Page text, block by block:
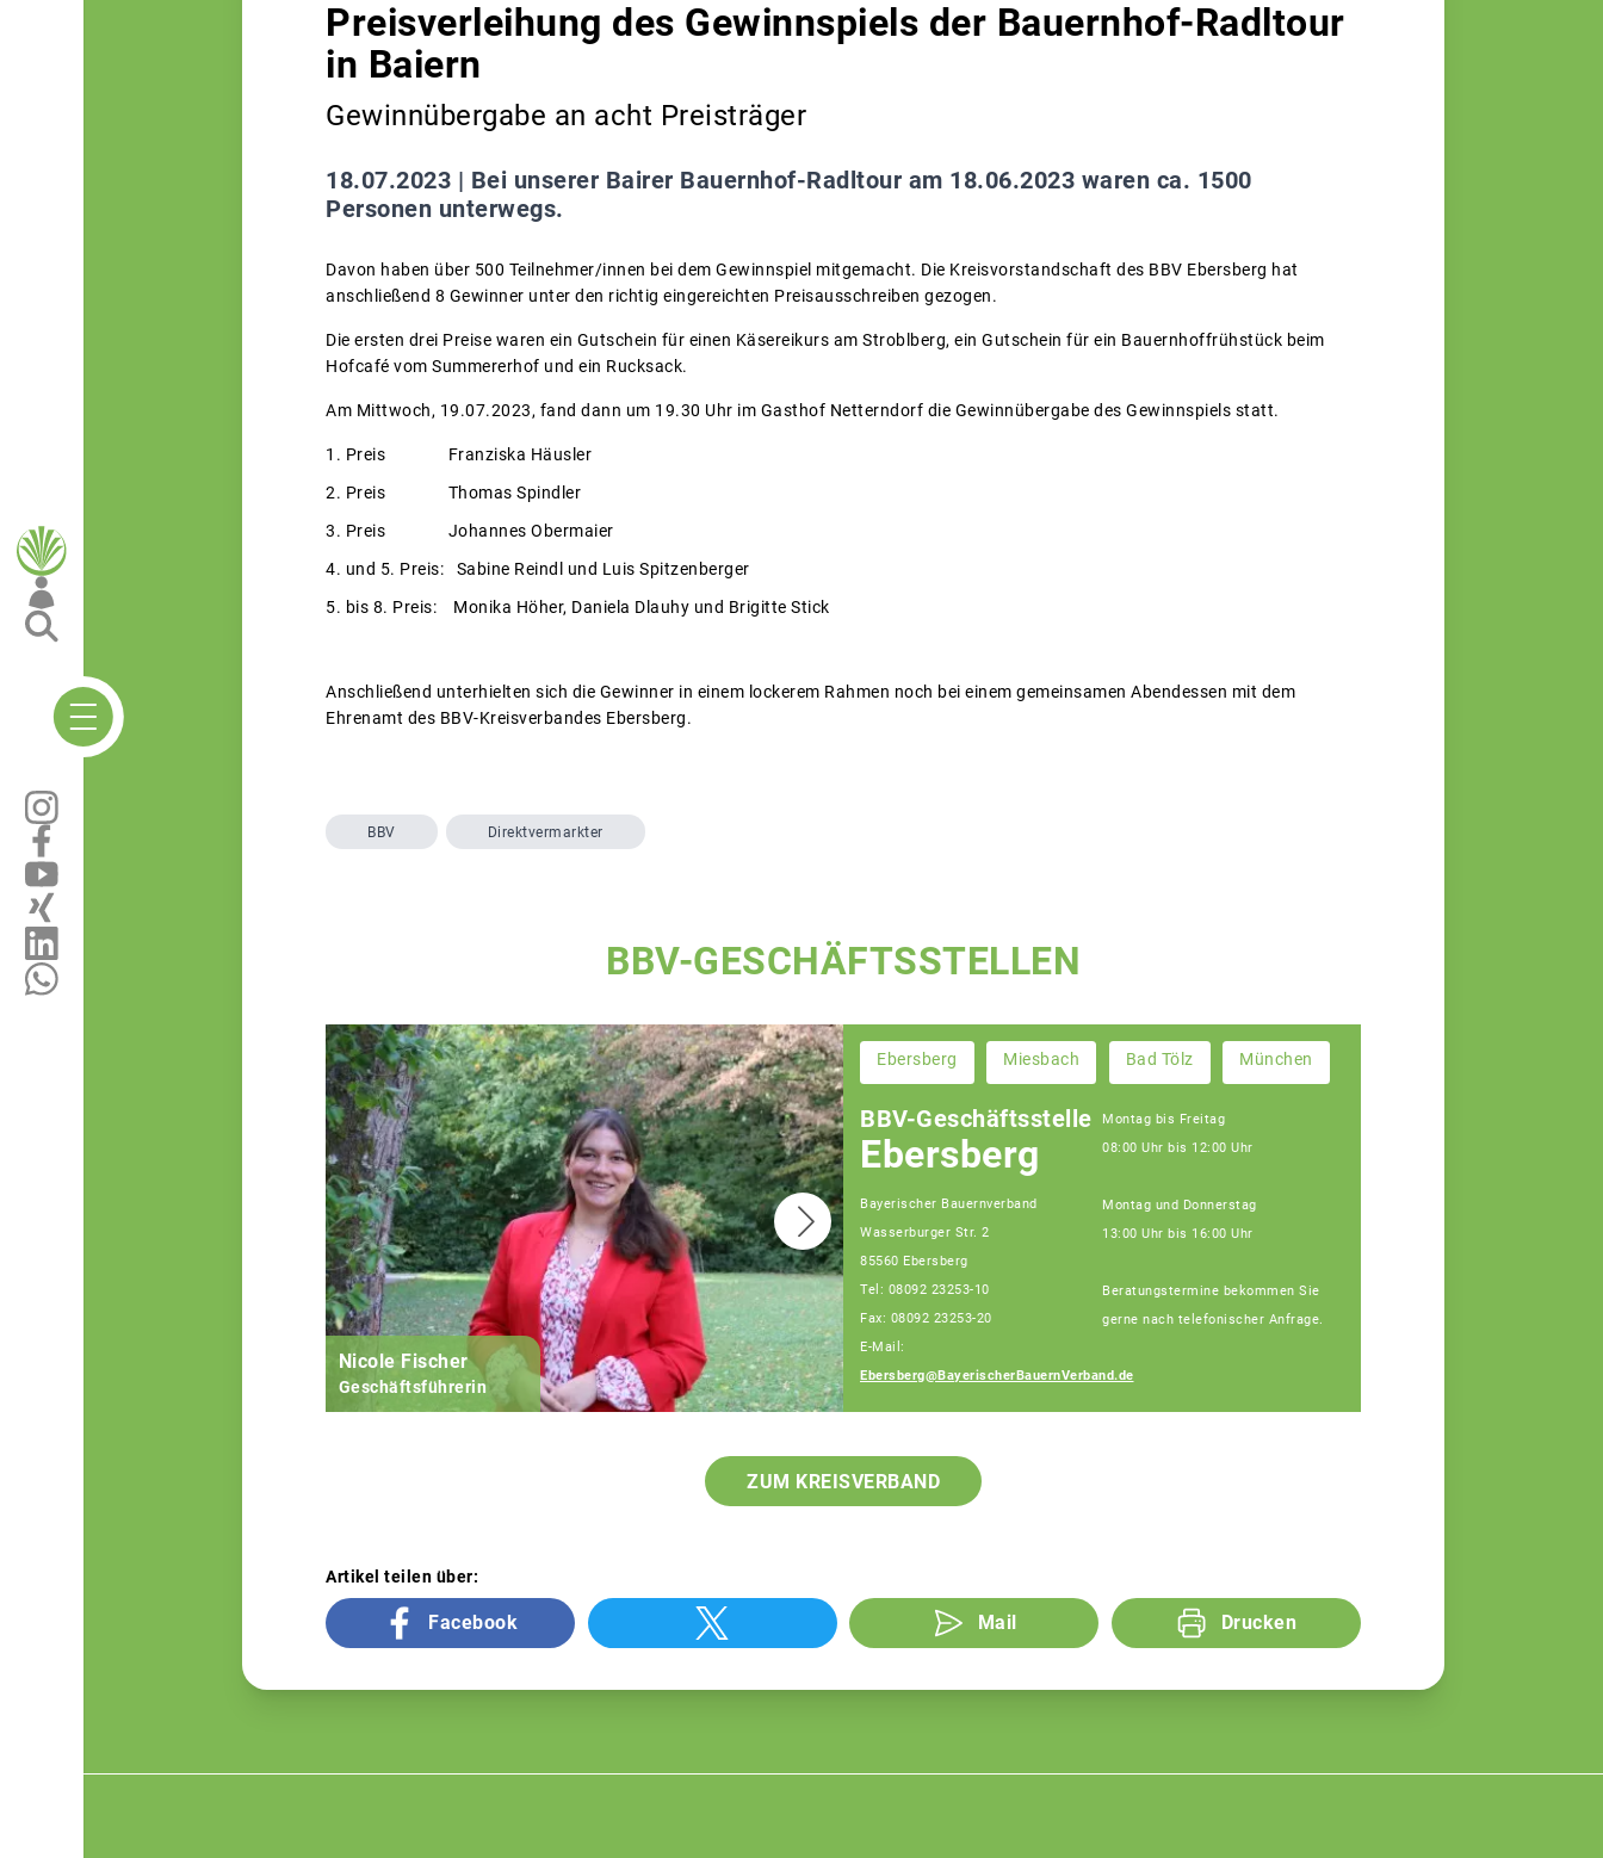
Preisverleihung des Gewinnspiels der Bauernhof-Radltour
in Baiern
Gewinnübergabe an acht Preisträger
18.07.2023 | Bei unserer Bairer Bauernhof-Radltour am 18.06.2023 waren ca. 1500
Personen unterwegs.
Davon haben über 500 Teilnehmer/innen bei dem Gewinnspiel mitgemacht. Die Kreisvorstandschaft des BBV Ebersberg hat
anschließend 8 Gewinner unter den richtig eingereichten Preisausschreiben gezogen.
Die ersten drei Preise waren ein Gutschein für einen Käsereikurs am Stroblberg, ein Gutschein für ein Bauernhoffrühstück beim
Hofcafé vom Summererhof und ein Rucksack.
Am Mittwoch, 19.07.2023, fand dann um 19.30 Uhr im Gasthof Netterndorf die Gewinnübergabe des Gewinnspiels statt.
Preis Franziska Häusler
Preis Thomas Spindler
Preis Johannes Obermaier
und 5. Preis: Sabine Reindl und Luis Spitzenberger
bis 8. Preis: Monika Höher, Daniela Dlauhy und Brigitte Stick
Anschließend unterhielten sich die Gewinner in einem lockerem Rahmen noch bei einem gemeinsamen Abendessen mit dem
Ehrenamt des BBV-Kreisverbandes Ebersberg.
BBV Direktvermarkter
BBV-GESCHÄFTSSTELLEN
Nicole Fischer
Geschäftsführerin Fachberaterin
Ebersberg Miesbach Bad Tölz München
BBV-Geschäftsstelle
Ebersberg
Bayerischer Bauernverband
Wasserburger Str. 2
85560 Ebersberg
Tel: 08092 23253-10
Fax: 08092 23253-20
E-Mail:
Ebersberg@BayerischerBauernVerband.de
Montag bis Freitag
08:00 Uhr bis 12:00 Uhr
Montag und Donnerstag
13:00 Uhr bis 16:00 Uhr
Beratungstermine bekommen Sie
gerne nach telefonischer Anfrage.
ZUM KREISVERBAND
Artikel teilen über:
Facebook Mail Drucken